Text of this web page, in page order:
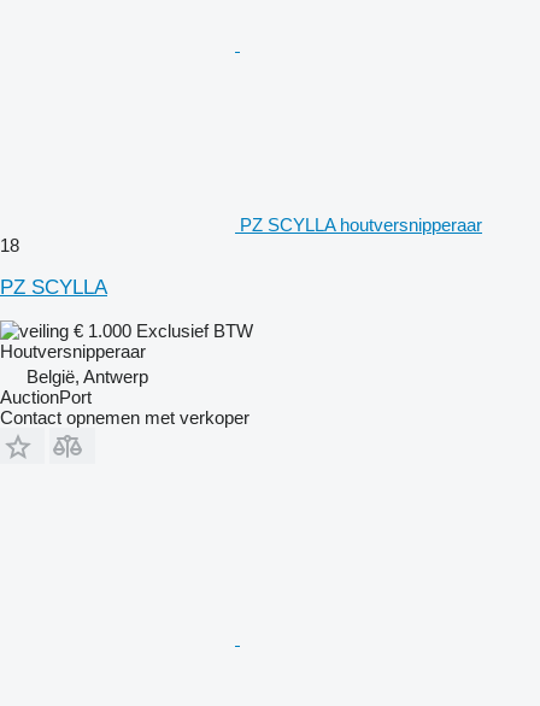
PZ SCYLLA houtversnipperaar
18
PZ SCYLLA
€ 1.000 Exclusief BTW
Houtversnipperaar
België, Antwerp
AuctionPort
Contact opnemen met verkoper